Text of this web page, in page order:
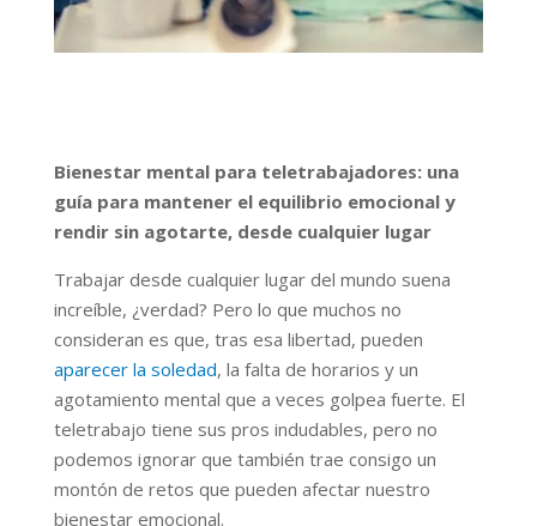
Bienestar mental para teletrabajadores: una
guía para mantener el equilibrio emocional y
rendir sin agotarte, desde cualquier lugar
Trabajar desde cualquier lugar del mundo suena
increíble, ¿verdad? Pero lo que muchos no
consideran es que, tras esa libertad, pueden
aparecer la soledad, la falta de horarios y un
agotamiento mental que a veces golpea fuerte. El
teletrabajo tiene sus pros indudables, pero no
podemos ignorar que también trae consigo un
montón de retos que pueden afectar nuestro
bienestar emocional.